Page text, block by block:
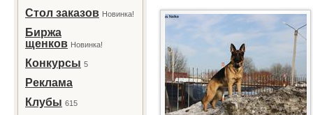
Стол заказов Новинка!
Биржа
щенков Новинка!
Конкурсы 5
Реклама
Клубы 615